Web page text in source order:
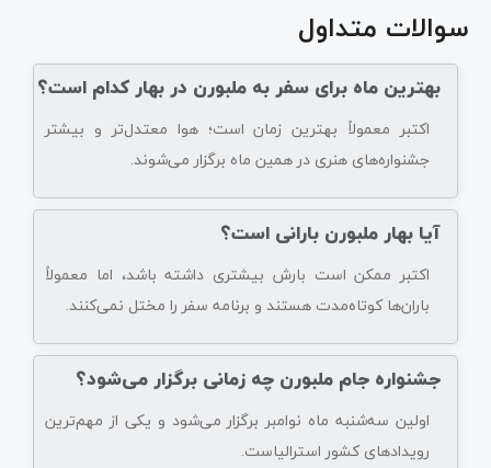
سوالات متداول
بهترین ماه برای سفر به ملبورن در بهار کدام است؟
اکتبر معمولاً بهترین زمان است؛ هوا معتدل‌تر و بیشتر
جشنواره‌های هنری در همین ماه برگزار می‌شوند.
آیا بهار ملبورن بارانی است؟
اکتبر ممکن است بارش بیشتری داشته باشد، اما معمولاً
باران‌ها کوتاه‌مدت هستند و برنامه سفر را مختل نمی‌کنند.
جشنواره جام ملبورن چه زمانی برگزار می‌شود؟
اولین سه‌شنبه ماه نوامبر برگزار می‌شود و یکی از مهم‌ترین
رویدادهای کشور استرالیاست.